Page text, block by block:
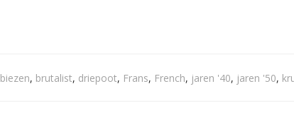
biezen, brutalist, driepoot, Frans, French, jaren '40, jaren '50,